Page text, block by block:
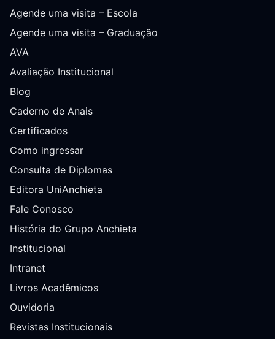
Agende uma visita – Escola
Agende uma visita – Graduação
AVA
Avaliação Institucional
Blog
Caderno de Anais
Certificados
Como ingressar
Consulta de Diplomas
Editora UniAnchieta
Fale Conosco
História do Grupo Anchieta
Institucional
Intranet
Livros Acadêmicos
Ouvidoria
Revistas Institucionais